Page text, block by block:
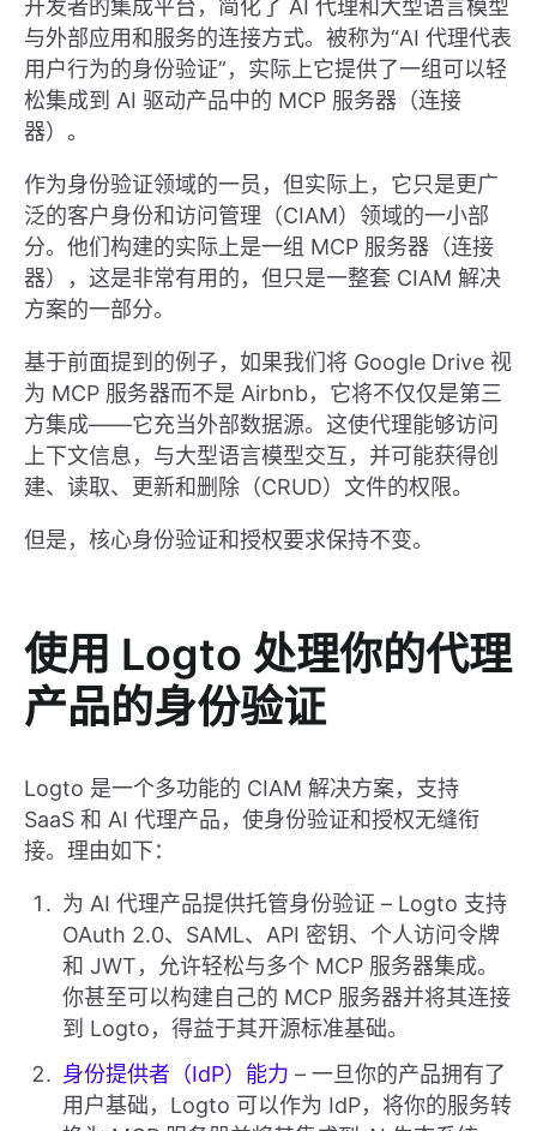
开发者的集成平台，简化了 AI 代理和大型语言模型
与外部应用和服务的连接方式。被称为“AI 代理代表
用户行为的身份验证”，实际上它提供了一组可以轻
松集成到 AI 驱动产品中的 MCP 服务器（连接
器）。
作为身份验证领域的一员，但实际上，它只是更广
泛的客户身份和访问管理（CIAM）领域的一小部
分。他们构建的实际上是一组 MCP 服务器（连接
器），这是非常有用的，但只是一整套 CIAM 解决
方案的一部分。
基于前面提到的例子，如果我们将 Google Drive 视
为 MCP 服务器而不是 Airbnb，它将不仅仅是第三
方集成——它充当外部数据源。这使代理能够访问
上下文信息，与大型语言模型交互，并可能获得创
建、读取、更新和删除（CRUD）文件的权限。
但是，核心身份验证和授权要求保持不变。
使用 Logto 处理你的代理
产品的身份验证
Logto 是一个多功能的 CIAM 解决方案，支持
SaaS 和 AI 代理产品，使身份验证和授权无缝衔
接。理由如下：
为 AI 代理产品提供托管身份验证 – Logto 支持
OAuth 2.0、SAML、API 密钥、个人访问令牌
和 JWT，允许轻松与多个 MCP 服务器集成。
你甚至可以构建自己的 MCP 服务器并将其连接
到 Logto，得益于其开源标准基础。
身份提供者（IdP）能力 – 一旦你的产品拥有了
用户基础，Logto 可以作为 IdP，将你的服务转